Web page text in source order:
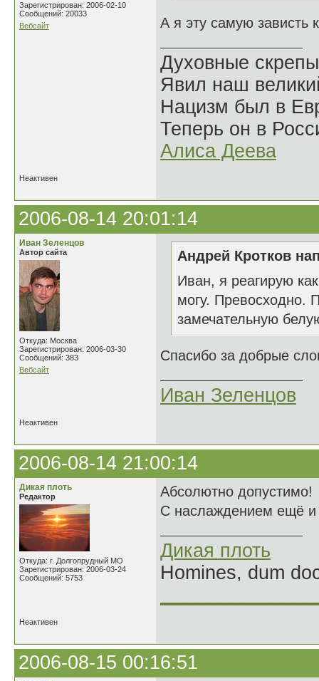
Зарегистрирован: 2006-02-10
Сообщений: 20033
Вебсайт
А я эту самую зависть
Духовные
Явил наш
Нацизм был в
Теперь он в
Алиса Деева
Неактивен
2006-08-14 20:01:14
Иван Зеленцов
Автор сайта
Откуда: Москва
Зарегистрирован: 2006-03-30
Сообщений: 383
Вебсайт
Андрей Кротков
Иван, я реагирую
могу. Превосходно.
замечательную
Спасибо за добрые
Иван Зеленцов
Неактивен
2006-08-14 21:00:14
Дикая плоть
Редактор
Откуда: г. Долгопрудный МО
Зарегистрирован: 2006-03-24
Сообщений: 5753
Абсолютно допустимо!
С наслаждением ещё и
Дикая плоть
Homines, dum
Неактивен
2006-08-15 00:16:51